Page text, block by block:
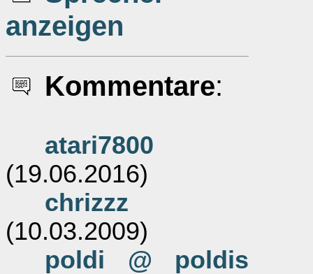
anzeigen
Kommentare:
atari7800
(19.06.2016)
chrizzz
(10.03.2009)
poldi @ poldis